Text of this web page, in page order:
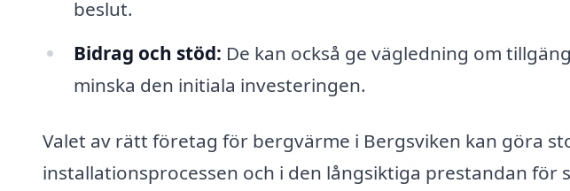
beslut.
Bidrag och stöd: De kan också ge vägledning om
minska den initiala investeringen.
Valet av rätt företag för bergvärme i Bergsviken kan göra
installationsprocessen och i den långsiktiga prestandan för